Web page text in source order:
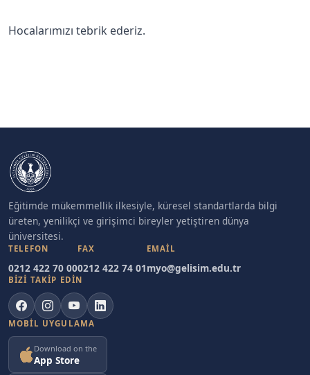
Hocalarımızı tebrik ederiz.
Eğitimde mükemmellik ilkesiyle, küresel standartlarda bilgi
üreten, yenilikçi ve girişimci bireyler yetiştiren dünya
üniversitesi.
TELEFON
0212 422 70 00
FAX
0212 422 74 01
EMAIL
myo@gelisim.edu.tr
BİZİ TAKİP EDİN
MOBIL UYGULAMA
Download on the
App Store